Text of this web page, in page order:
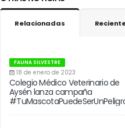
Relacionadas
FAUNA SILVESTRE
18 de enero de 2023
Colegio Médico Veterinario de
Aysén lanza campaña